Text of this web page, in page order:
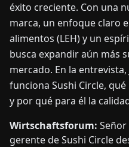
éxito creciente. Con una
marca, un enfoque claro
alimentos (LEH) y un
busca expandir aún más
mercado. En la
funciona Sushi Circle,
y por qué para él la
Wirtschaftsforum:
gerente de Sushi Circle